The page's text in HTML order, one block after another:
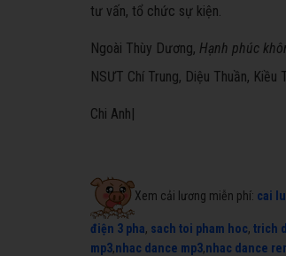
tư vấn, tổ chức sự kiện.
Ngoài Thùy Dương, Hạnh phúc
NSƯT Chí Trung, Diệu Thuần, Kiều
Chi Anh|
Xem cải lương miễn phí: cai
điện 3 pha, sach toi pham hoc, trich
mp3,nhac dance mp3,nhac dance